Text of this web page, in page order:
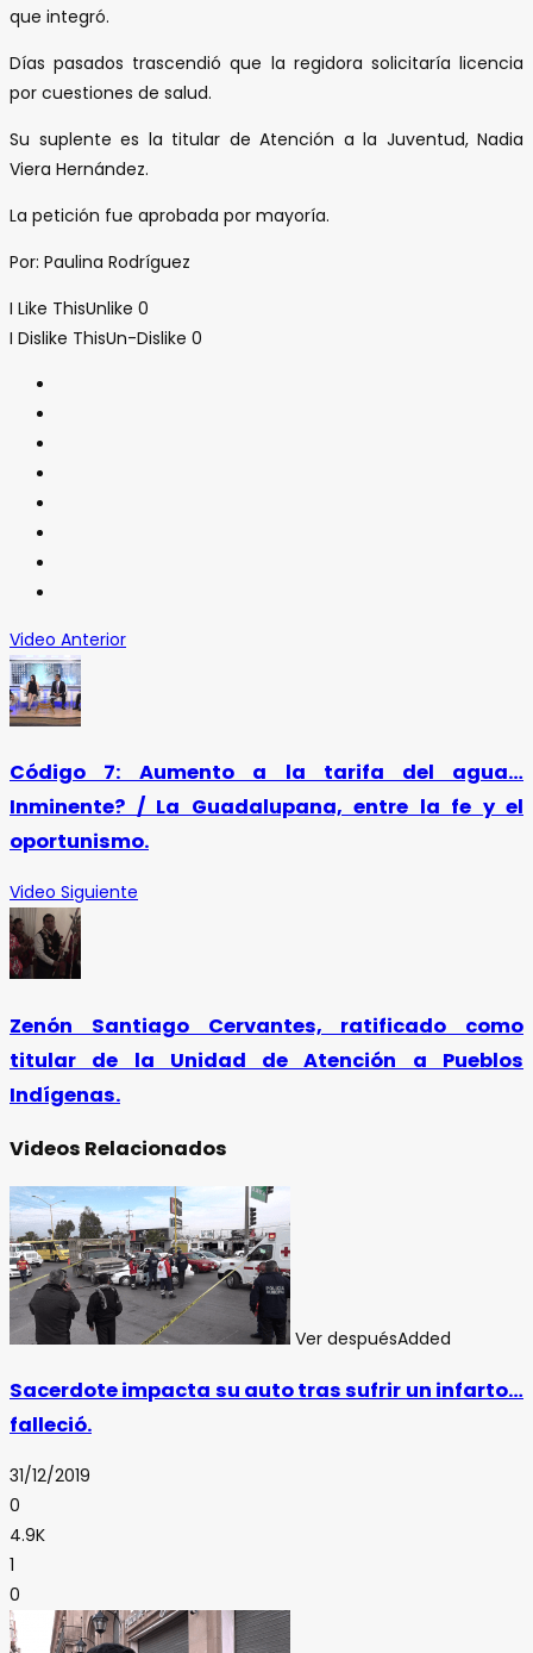
que integró.
Días pasados trascendió que la regidora solicitaría licencia
por cuestiones de salud.
Su suplente es la titular de Atención a la Juventud, Nadia
Viera Hernández.
La petición fue aprobada por mayoría.
Por: Paulina Rodríguez
I Like ThisUnlike 0
I Dislike ThisUn-Dislike 0
Video Anterior
Código 7: Aumento a la tarifa del agua…
Inminente? / La Guadalupana, entre la fe y el
oportunismo.
Video Siguiente
Zenón Santiago Cervantes, ratificado como
titular de la Unidad de Atención a Pueblos
Indígenas.
Videos Relacionados
Ver despuésAdded
Sacerdote impacta su auto tras sufrir un infarto…
falleció.
31/12/2019
0
4.9K
1
0